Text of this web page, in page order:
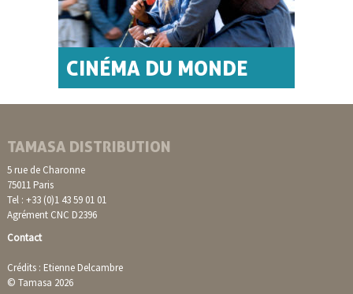
CINÉMA DU MONDE
TAMASA DISTRIBUTION
5 rue de Charonne
75011 Paris
Tel : +33 (0)1 43 59 01 01
Agrément CNC D2396
Contact
Crédits : Etienne Delcambre
© Tamasa 2026